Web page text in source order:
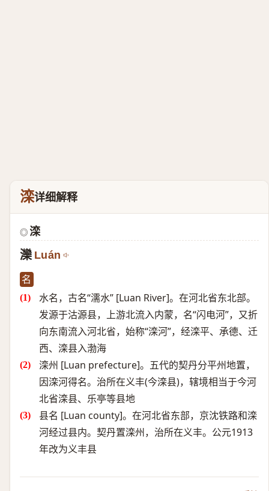
滦详细解释
◎ 滦
灤 Luán
名
水名，古名“濡水” [Luan River]。在河北省东北部。
发源于沽源县，上游北流入内蒙，名“闪电河”，又折
向东南流入河北省，始称“滦河”，经滦平、承德、迁
西、滦县入渤海
滦州 [Luan prefecture]。五代的契丹分平州地置，
因滦河得名。治所在义丰(今滦县)，辖境相当于今河
北省滦县、乐亭等县地
县名 [Luan county]。在河北省东部，京沈铁路和滦
河经过县内。契丹置滦州，治所在义丰。公元1913
年改为义丰县